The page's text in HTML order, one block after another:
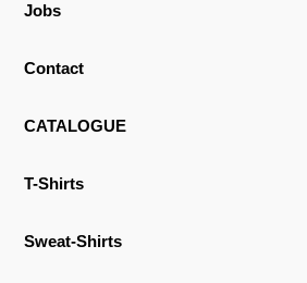
Jobs
Contact
CATALOGUE
T-Shirts
Sweat-Shirts